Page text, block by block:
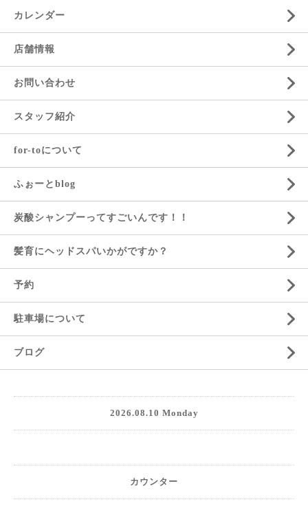
カレンダー
店舗情報
お問い合わせ
スタッフ紹介
for-toについて
ふぉーとblog
炭酸シャンプーってすごいんです！！
髪育にヘッドスパいかがですか？
予約
駐車場について
ブログ
2026.08.10 Monday
カウンター